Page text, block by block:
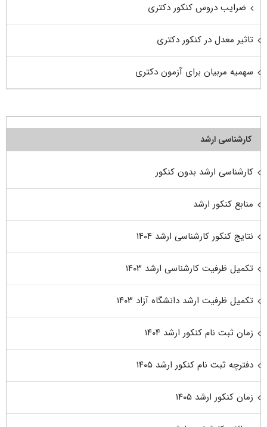
ضرایب دروس کنکور دکتری
تاثیر معدل در کنکور دکتری
سهمیه مربیان برای آزمون دکتری
کارشناسی ارشد
کارشناسی ارشد بدون کنکور
منابع کنکور ارشد
نتایج کنکور کارشناسی ارشد ۱۴۰۴
تکمیل ظرفیت کارشناسی ارشد ۱۴۰۳
تکمیل ظرفیت ارشد دانشگاه آزاد ۱۴۰۳
زمان ثبت نام کنکور ارشد ۱۴۰۴
دفترچه ثبت نام کنکور ارشد ۱۴۰۵
زمان کنکور ارشد ۱۴۰۵